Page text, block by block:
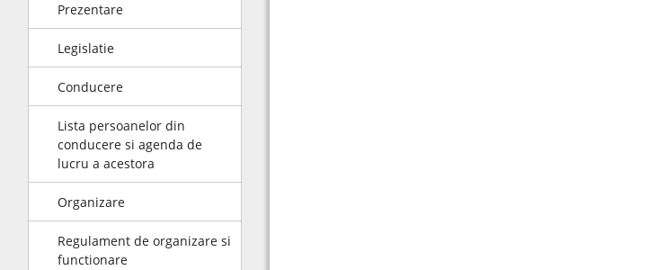
Prezentare
Legislatie
Conducere
Lista persoanelor din
conducere si agenda de
lucru a acestora
Organizare
Regulament de organizare si
functionare